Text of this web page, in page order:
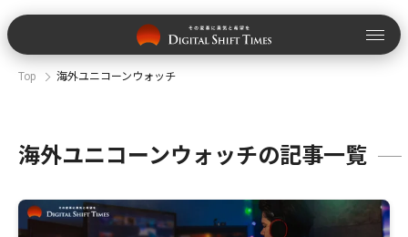
Top 海外ユニコーンウォッチ
海外ユニコーンウォッチの記事一覧